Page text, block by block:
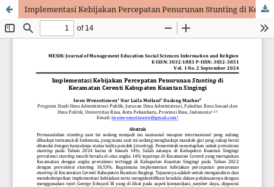
Implementasi Kebijakan Percepatan Penurunan Stunting di Kecamatan Cerenti Kabupaten Kuantan Singingi